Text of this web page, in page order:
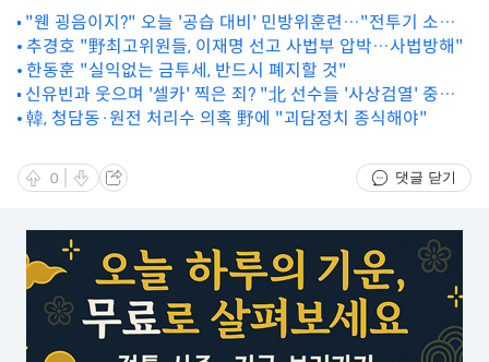
한 이유 바로
"웬 굉음이지?" 오늘 '공습 대비' 민방위훈련…"전투기 소음
에 놀라지 마세요"
추경호 "野최고위원들, 이재명 선고 사법부 압박…사법방해"
한동훈 "실익없는 금투세, 반드시 폐지할 것"
신유빈과 웃으며 '셀카' 찍은 죄? "北 선수들 '사상검열' 중…
처벌될 수도"
韓, 청담동·원전 처리수 의혹 野에 "괴담정치 종식해야"
0 댓글 닫기